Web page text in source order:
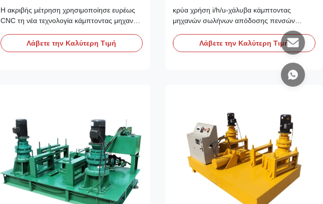
μηχανών
Η ακριβής μέτρηση χρησιμοποίησε ευρέως
CNC τη νέα τεχνολογία κάμπτοντας μηχανών
γνωρίσματα CNC της κάμπτοντας μηχανής:
1. Έλεγχος: CNC η κάμψη και η μηχανή
Λάβετε την Καλύτερη Τιμή
ISO
κρύα χρήση i/h/u-χάλυβα κάμπτοντας
μηχανών σωλήνων απόδοσης πενσών
συμπαθητική Κάμπτοντας μηχανή σωλήνων
Χαρακτηριστικά γνωρίσματα της κάμπτοντας
μηχανής σωλήνων: Η κάμπτοντας μηχανή
σωλήνων χρησιμοποιείται κυρίως στη
υδρενέργειας, την υπόγεια σήραγγα και άλλο
Λάβετε την Καλύτερη Τιμή